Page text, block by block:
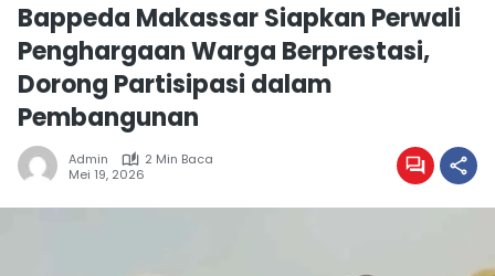
Bappeda Makassar Siapkan Perwali
Penghargaan Warga Berprestasi,
Dorong Partisipasi dalam
Pembangunan
Admin
2 Min Baca
Mei 19, 2026